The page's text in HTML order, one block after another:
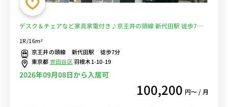
デスク＆チェアなど家具家電付き♪京王井の頭線 新代田駅 徒歩7
格安レンタル中！
1R/16m²
京王井の頭線 新代田駅 徒歩7分
東京都世田谷区羽根木1-10-19
2026年09月08日から入居可
100,200 円〜 / 月